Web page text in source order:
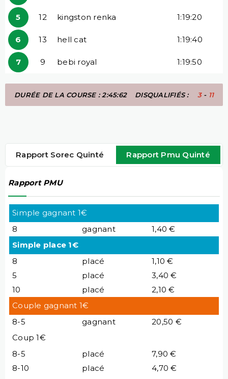
5 12 kingston renka 1:19:20
6 13 hell cat 1:19:40
7 9 bebi royal 1:19:50
DURÉE DE LA COURSE : 2:45:62 DISQUALIFIÉS : 3- 11
Rapport Sorec Quinté Rapport Pmu Quinté
Rapport PMU
Simple gagnant 1€
8
gagnant
1,40 €
Simple place 1€
8
placé
1,10 €
5
placé
3,40 €
10
placé
2,10 €
Couple gagnant 1€
8-5
gagnant
20,50 €
Coup 1€
8-5
placé
7,90 €
8-10
placé
4,70 €